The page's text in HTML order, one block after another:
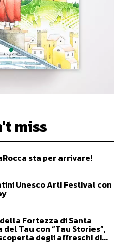
miss
sta per arrivare!
Unesco Arti Festival con
Fortezza di Santa
Tau con “Tau Stories”,
degli affreschi di...